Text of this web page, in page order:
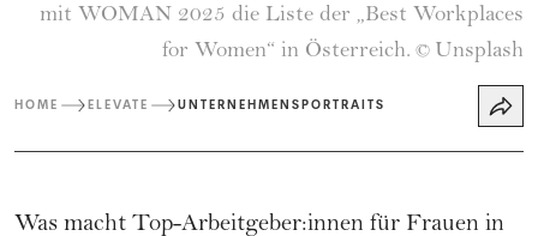
mit WOMAN 2025 die Liste der „Best Workplaces
for Women“ in Österreich. © Unsplash
HOME ELEVATE UNTERNEHMENSPORTRAITS
Was macht Top-Arbeitgeber:innen für Frauen in